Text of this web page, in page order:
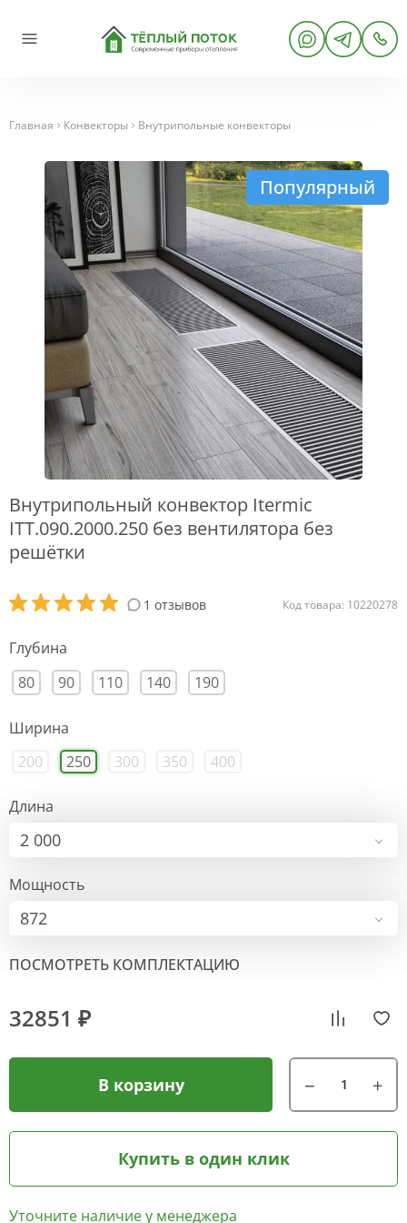
Главная Конвекторы Внутрипольные конвекторы
Популярный
Внутрипольный конвектор Itermic
ITT.090.2000.250 без вентилятора без
решётки
1 отзывов Код товара: 10220278
Глубина
80
90 110 140 190
Ширина
200
250 300 350 400
Длина
2 000
Мощность
872
ПОСМОТРЕТЬ КОМПЛЕКТАЦИЮ
32851 ₽
В корзину
Купить в один клик
Уточните наличие у менеджера